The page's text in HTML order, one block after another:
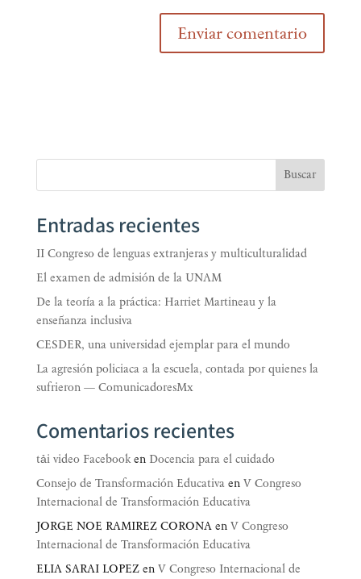
Buscar
Entradas recientes
II Congreso de lenguas extranjeras y multiculturalidad
El examen de admisión de la UNAM
De la teoría a la práctica: Harriet Martineau y la
enseñanza inclusiva
CESDER, una universidad ejemplar para el mundo
La agresión policiaca a la escuela, contada por quienes la
sufrieron — ComunicadoresMx
Comentarios recientes
tải video Facebooken Docencia para el cuidado
Consejo de Transformación Educativaen V Congreso
Internacional de Transformación Educativa
JORGE NOE RAMIREZ CORONAen V Congreso
Internacional de Transformación Educativa
ELIA SARAI LOPEZen V Congreso Internacional de